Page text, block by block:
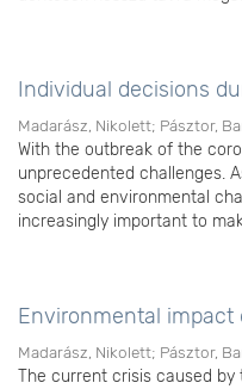
Individual decisions
Madarász, Nikolett; Pásztor,
With the outbreak of the
unprecedented challenges.
social and environmental
increasingly important to
Environmental
Madarász, Nikolett; Pásztor,
The current crisis caused